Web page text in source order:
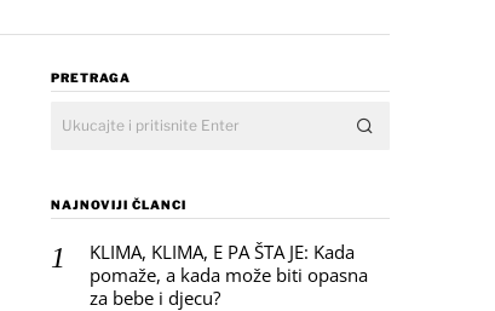
PRETRAGA
NAJNOVIJI ČLANCI
KLIMA, KLIMA, E PA ŠTA JE: Kada
pomaže, a kada može biti opasna
za bebe i djecu?